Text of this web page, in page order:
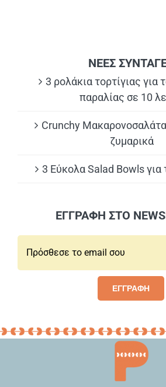
ΝΕΕΣ
3 ρολάκια τορτίγιας για
παραλίας σε 10
Crunchy
ζυμαρικά
3 Εύκολα Salad Bowls για
ΕΓΓΡΑΦΗ ΣΤΟ
ΕΓΓΡΑΦΗ